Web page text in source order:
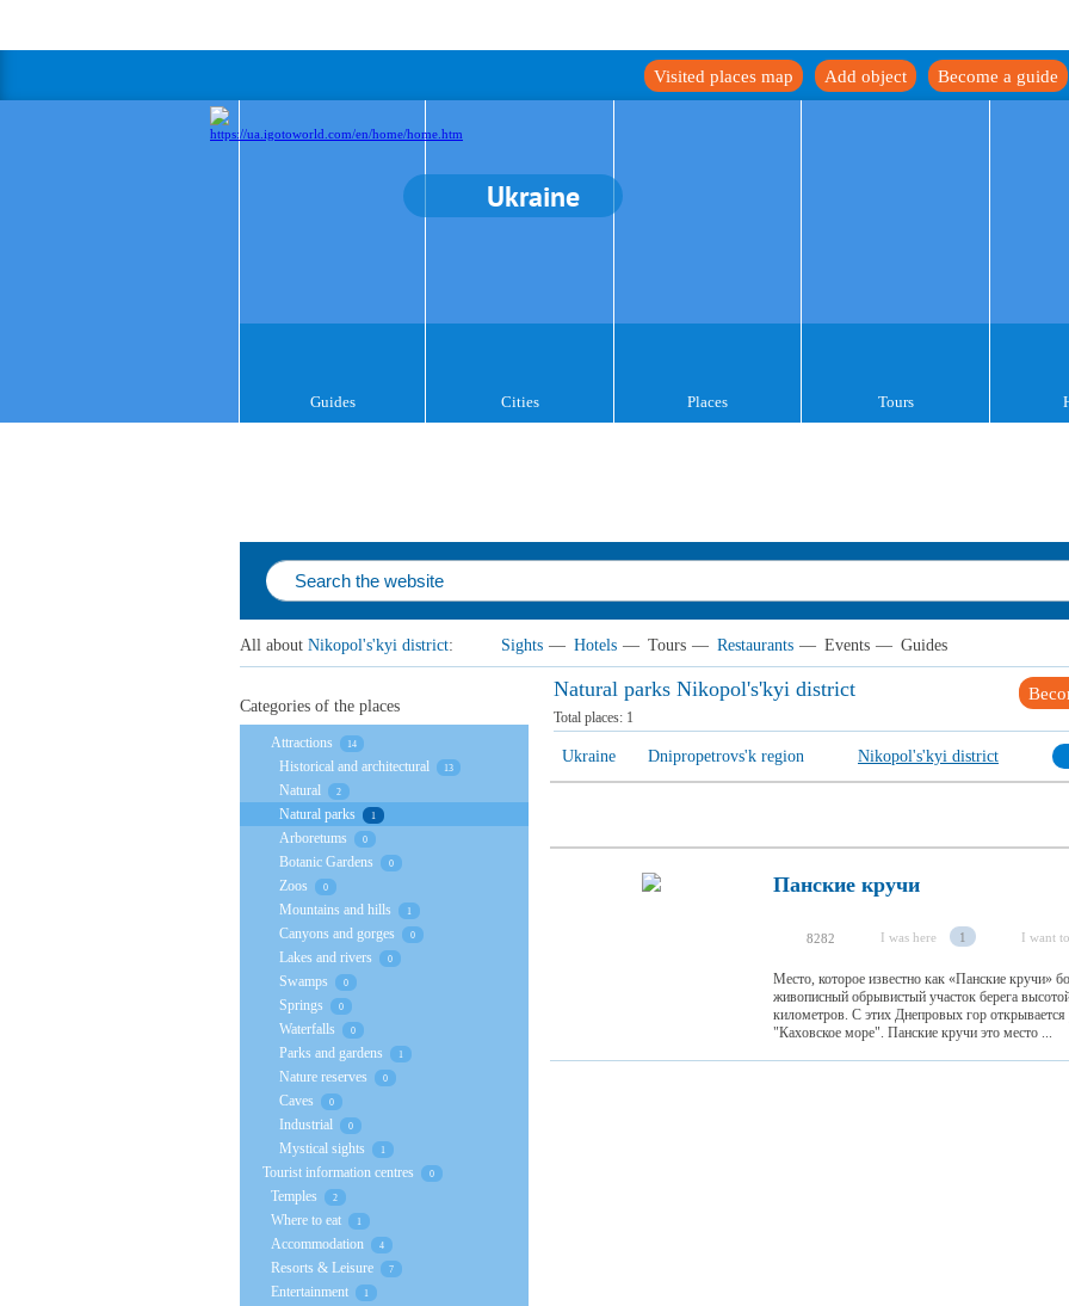
Become a guide
Add object
Visited places map
Ukraine
Guides Cities Places Tours
All about Nikopol's'kyi district: Sights — Hotels — Tours — Restaurants — Events — Guides
Natural parks Nikopol's'kyi district
Total places: 1
Ukraine Dnipropetrovs'k region Nikopol's'kyi district
Панские кручи
8282 I was here 1 I want
Место, которое известно как «Панские кручи»
живописный обрывистый участок берега
километров. С этих Днепровых гор
"Каховское море". Панские кручи это место ...
Categories of the places
Attractions 14
Historical and architectural 13
Natural 2
Natural parks 1
Arboretums 0
Botanic Gardens 0
Zoos 0
Mountains and hills 1
Canyons and gorges 0
Lakes and rivers 0
Swamps 0
Springs 0
Waterfalls 0
Parks and gardens 1
Nature reserves 0
Caves 0
Industrial 0
Mystical sights 1
Tourist information centres 0
Temples 2
Where to eat 1
Accommodation 4
Resorts & Leisure 7
Entertainment 1